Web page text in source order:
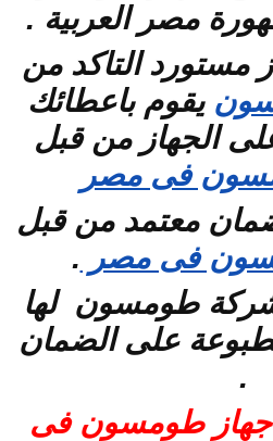
مصر العربية .
مستورد التاكد من
يقوم باعطائك
الجهاز من قبل
فى مصر
معتمد من قبل
فى مصر .
طومسون لها
على الضمان
.
طومسون فى